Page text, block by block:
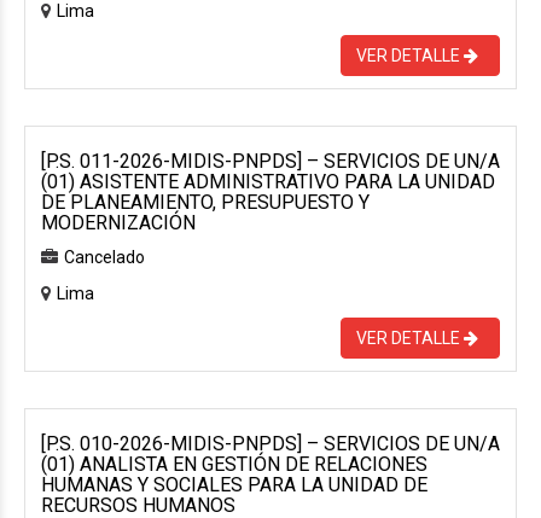
Lima
VER DETALLE
[P.S. 011-2026-MIDIS-PNPDS] – SERVICIOS DE UN/A
(01) ASISTENTE ADMINISTRATIVO PARA LA UNIDAD
DE PLANEAMIENTO, PRESUPUESTO Y
MODERNIZACIÓN
Cancelado
Lima
VER DETALLE
[P.S. 010-2026-MIDIS-PNPDS] – SERVICIOS DE UN/A
(01) ANALISTA EN GESTIÓN DE RELACIONES
HUMANAS Y SOCIALES PARA LA UNIDAD DE
RECURSOS HUMANOS